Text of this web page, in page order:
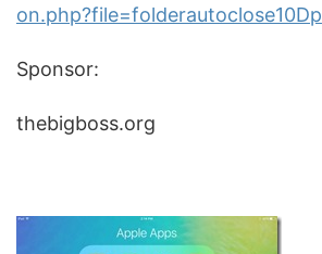
on.php?file=folderautoclose10Dp
Sponsor:
thebigboss.org